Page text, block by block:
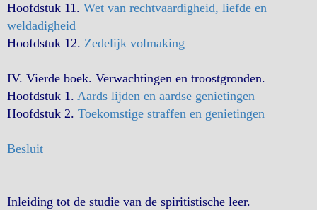
Hoofdstuk 11. Wet van rechtvaardigheid, liefde en
weldadigheid
Hoofdstuk 12. Zedelijk volmaking
IV. Vierde boek. Verwachtingen en troostgronden.
Hoofdstuk 1. Aards lijden en aardse genietingen
Hoofdstuk 2. Toekomstige straffen en genietingen
Besluit
Inleiding tot de studie van de spiritistische leer.